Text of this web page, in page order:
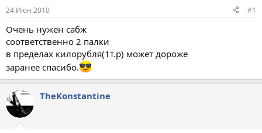
а
24 Июн 2010 #1
Очень нужен сабж
соответственно 2 палки
в пределах килорубля(1т.р) может дороже
заранее спасибо.
TheKonstantine